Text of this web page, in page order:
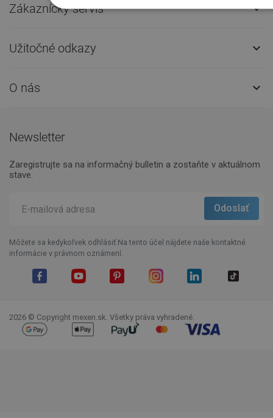
Zákaznícky servis 
Užitočné odkazy 
O nás 
Newsletter
Zaregistrujte sa na informačný bulletin a zostaňte v aktuálnom
stave.
Môžete sa kedykoľvek odhlásiť.Na tento účel nájdete naše kontaktné
informácie v právnom oznámení.
2026 © Copyright mexen.sk. Všetky práva vyhradené.